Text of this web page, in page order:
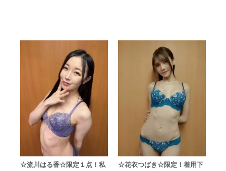
☆流川はる香☆限定１点！私
☆花衣つばき☆限定！着用下